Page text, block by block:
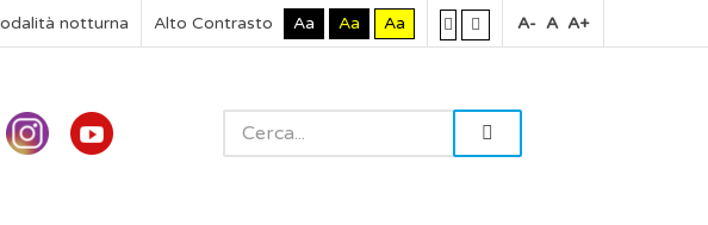
notturna Alto Contrasto Aa Aa Aa A- A A+